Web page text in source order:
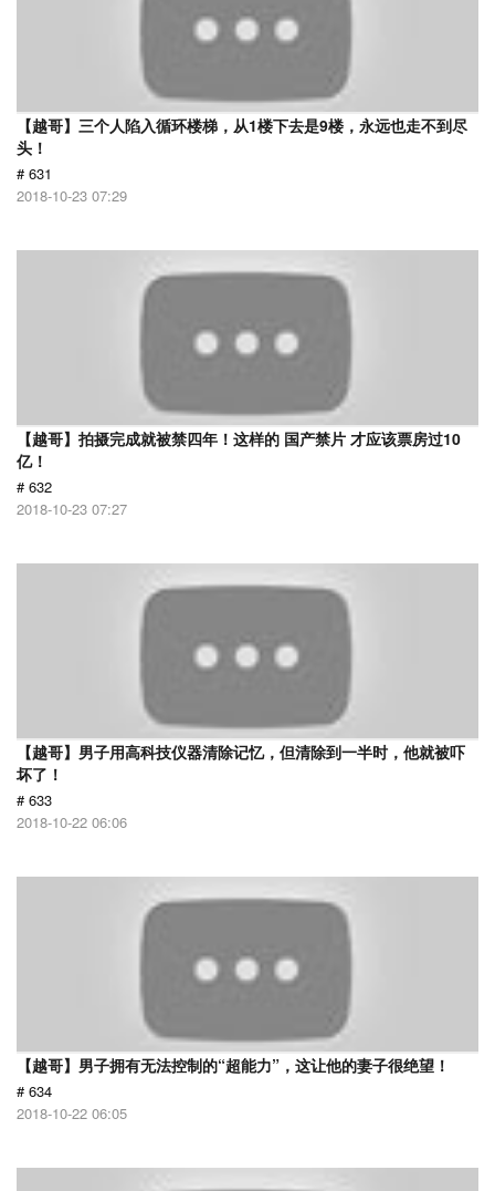
【越哥】三个人陷入循环楼梯，从1楼下去是9楼，永远也走不到尽
头！
# 631
2018-10-23 07:29
【越哥】拍摄完成就被禁四年！这样的 国产禁片 才应该票房过10
亿！
# 632
2018-10-23 07:27
【越哥】男子用高科技仪器清除记忆，但清除到一半时，他就被吓
坏了！
# 633
2018-10-22 06:06
【越哥】男子拥有无法控制的“超能力”，这让他的妻子很绝望！
# 634
2018-10-22 06:05